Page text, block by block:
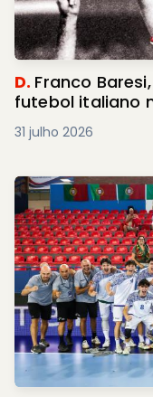
D. Franco
futebol italiano
31 julho 2026